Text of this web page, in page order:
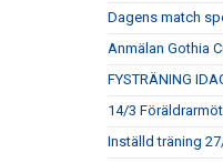
Dagens match
Anmälan Gothia
FYSTRÄNING
14/3
Inställd träning